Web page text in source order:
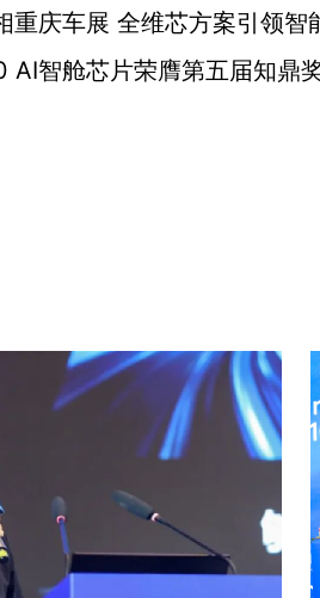
重庆车展 全维芯方案引领智
AI智舱芯片荣膺第五届知鼎